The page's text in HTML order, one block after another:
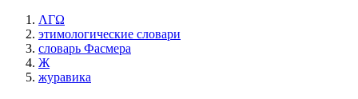
ΛΓΩ
этимологические словари
словарь Фасмера
Ж
журавика